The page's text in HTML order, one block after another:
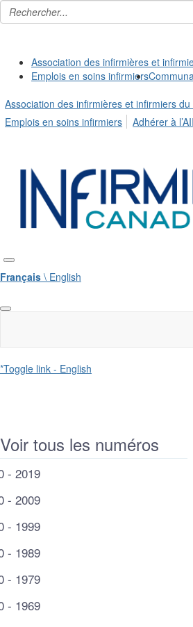
Association des infirmières et
Emplois en soins infirmiers
Association des infirmières et infirmiers
Emplois en soins infirmiers
Adhérer à
Français \ English
*Toggle link - English
Voir tous les numéros
- 2019
- 2009
- 1999
- 1989
- 1979
- 1969